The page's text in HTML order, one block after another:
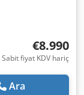
€8.990
Sabit fiyat KDV hariç
Ara